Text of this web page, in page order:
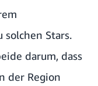
Stars.
darum, dass
der Region